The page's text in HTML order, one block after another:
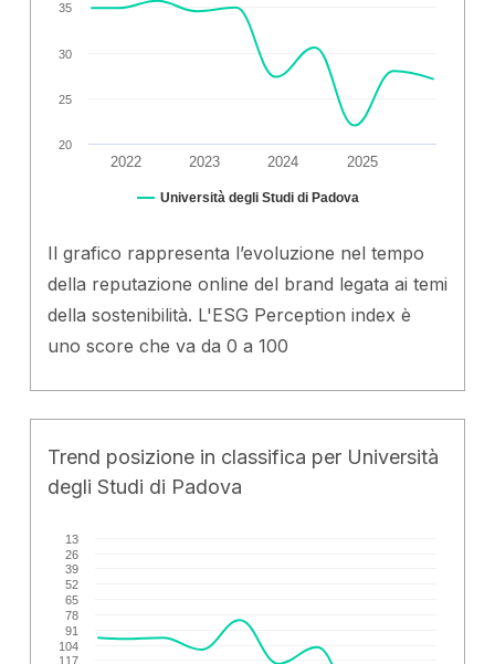
Università degli Studi di Padova
2022 2023 2024 2025
20
25
30
35
Il grafico rappresenta l’evoluzione nel tempo
della reputazione online del brand legata ai temi
della sostenibilità. L'ESG Perception index è
uno score che va da 0 a 100
Trend posizione in classifica per Università
degli Studi di Padova
13
26
39
52
65
78
91
104
117